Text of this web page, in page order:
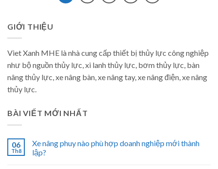
GIỚI THIỆU
Viet Xanh MHE là nhà cung cấp thiết bị thủy lực công nghiệp
như bộ nguồn thủy lực, xi lanh thủy lực, bơm thủy lực, bàn
nâng thủy lực, xe nâng bàn, xe nâng tay, xe nâng điện, xe nâng
thủy lực.
BÀI VIẾT MỚI NHẤT
06
Th8
Xe nâng phuy nào phù hợp doanh nghiệp mới thành
lập?